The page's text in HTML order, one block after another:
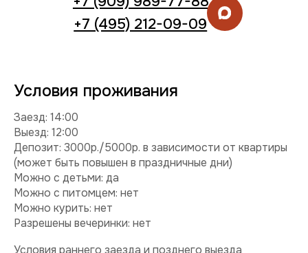
микроволновка, стиральная машина, телевизор, фен,
Интернет и ТВ:Wi-Fi, телевидение.
Удобства:балкон, постельное белье, полотенца,
средства гигиены.
Условия раннего заезда и позднего выезда
Смотреть видео